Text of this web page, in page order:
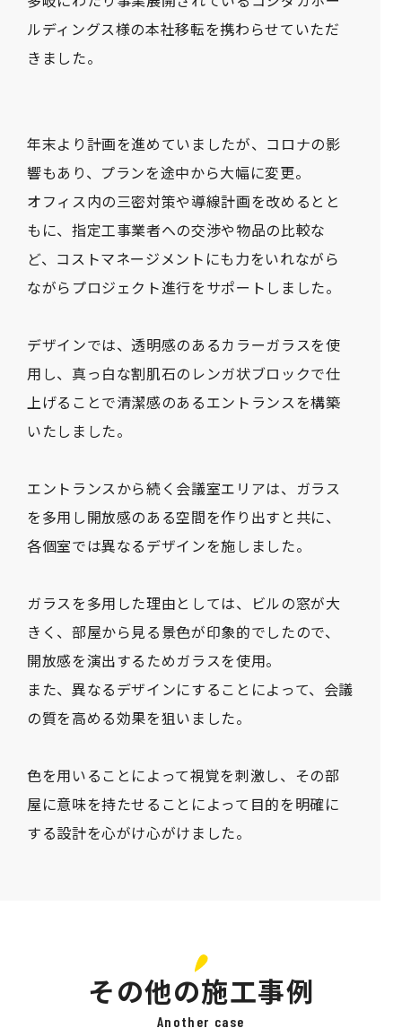
ルディングス様の本社移転を携わらせていただ
きました。
年末より計画を進めていましたが、コロナの影
響もあり、プランを途中から大幅に変更。
オフィス内の三密対策や導線計画を改めるとと
もに、指定工事業者への交渉や物品の比較な
ど、コストマネージメントにも力をいれながら
ながらプロジェクト進行をサポートしました。
デザインでは、透明感のあるカラーガラスを使
用し、真っ白な割肌石のレンガ状ブロックで仕
上げることで清潔感のあるエントランスを構築
いたしました。
エントランスから続く会議室エリアは、ガラス
を多用し開放感のある空間を作り出すと共に、
各個室では異なるデザインを施しました。
ガラスを多用した理由としては、ビルの窓が大
きく、部屋から見る景色が印象的でしたので、
開放感を演出するためガラスを使用。
また、異なるデザインにすることによって、会議
の質を高める効果を狙いました。
色を用いることによって視覚を刺激し、その部
屋に意味を持たせることによって目的を明確に
する設計を心がけ心がけました。
その他の施工事例
Another case